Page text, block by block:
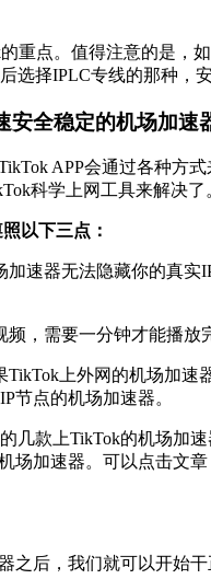
重点。值得注意的是，
选择IPLC专线的那种，
全稳定的机场加速
APP会通过各种方
科学上网工具来解决了
以下三点：
速器无法隐藏你的真
，需要一分钟才能播放
上外网的机场加
节点的机场加速器。
几款上TikTok的机场加
场加速器。可以点击文章
之后，我们就可以开始